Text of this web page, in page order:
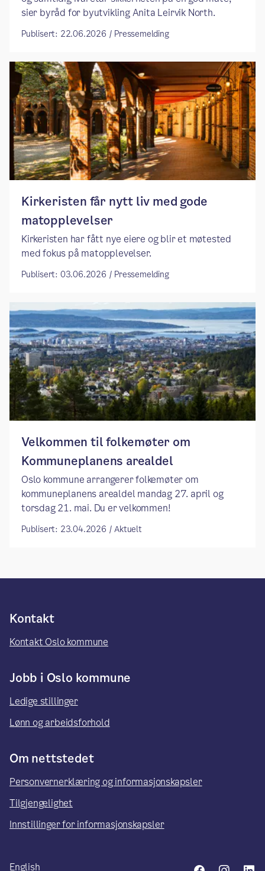
sier byråd for byutvikling Anita Leirvik North.
Publisert: 22.06.2026 / Pressemelding
Kirkeristen får nytt liv med gode
matopplevelser
Kirkeristen har fått nye eiere og blir et møtested
med fokus på matopplevelser.
Publisert: 03.06.2026 / Pressemelding
Velkommen til folkemøter om
Kommuneplanens arealdel
Oslo kommune arrangerer folkemøter om
kommuneplanens arealdel mandag 27. april og
torsdag 21. mai. Du er velkommen!
Publisert: 23.04.2026 / Aktuelt
Kontakt
Kontakt Oslo kommune
Jobb i Oslo kommune
Ledige stillinger
Lønn og arbeidsforhold
Om nettstedet
Personvernerklæring og informasjonskapsler
Tilgjengelighet
Innstillinger for informasjonskapsler
English